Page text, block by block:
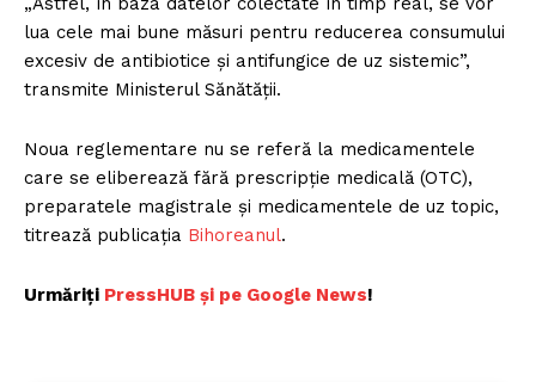
lua cele mai bune măsuri pentru reducerea consumului
excesiv de antibiotice și antifungice de uz sistemic”,
transmite Ministerul Sănătății.
Noua reglementare nu se referă la medicamentele
care se eliberează fără prescripție medicală (OTC),
preparatele magistrale și medicamentele de uz topic,
titrează publicația Bihoreanul.
Urmăriți PressHUB și pe Google News!